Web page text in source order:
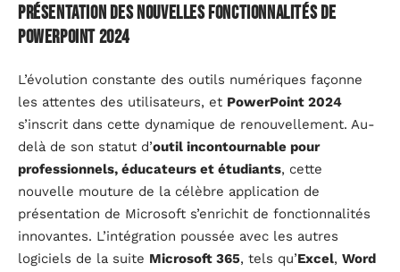
Présentation des nouvelles fonctionnalités de
PowerPoint 2024
L’évolution constante des outils numériques façonne
les attentes des utilisateurs, et PowerPoint 2024
s’inscrit dans cette dynamique de renouvellement. Au-
delà de son statut d’outil incontournable pour
professionnels, éducateurs et étudiants, cette
nouvelle mouture de la célèbre application de
présentation de Microsoft s’enrichit de fonctionnalités
innovantes. L’intégration poussée avec les autres
logiciels de la suite Microsoft 365, tels qu’Excel, Word